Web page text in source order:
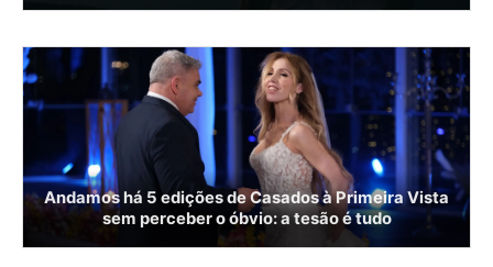
Andamos há 5 edições de Casados à Primeira Vista
sem perceber o óbvio: a tesão é tudo